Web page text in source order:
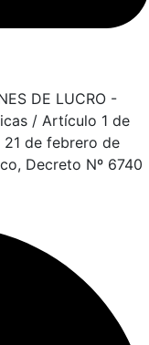
DE LUCRO -
/ Artículo 1 de
de febrero de
Decreto Nº 6740